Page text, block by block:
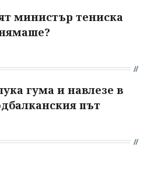
министър тениска
гума и навлезе в
път